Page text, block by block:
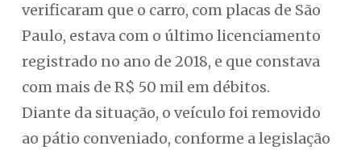
verificaram que o carro, com placas de São
Paulo, estava com o último licenciamento
registrado no ano de 2018, e que constava
com mais de R$ 50 mil em débitos.
Diante da situação, o veículo foi removido
ao pátio conveniado, conforme a legislação